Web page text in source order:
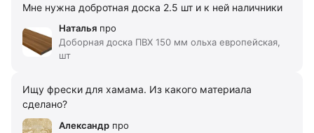
Мне нужна добротная доска 2.5 шт и к ней наличники
Наталья про
Доборная доска ПВХ 150 мм ольха европейская,
шт
Ищу фрески для хамама. Из какого материала
сделано?
Александр про